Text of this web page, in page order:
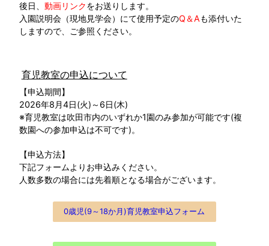
後日、動画リンクをお送りします。
入園説明会（現地見学会）にて使用予定のQ＆Aも添付いた
しますので、ご参照ください。
育児教室の申込について
【申込期間】
2026年8月4日(火)～6日(木)
※育児教室は吹田市内のいずれか1園のみ参加が可能です(複
数園への参加申込は不可です)。
【申込方法】
下記フォームよりお申込みください。
人数多数の場合には先着順となる場合がございます。
0歳児(9～18か月)育児教室申込フォーム